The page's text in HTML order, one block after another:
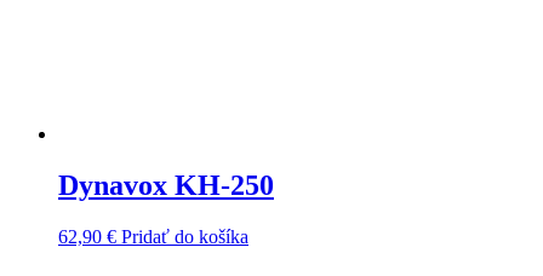
Dynavox KH-250
62,90 € Pridať do košíka